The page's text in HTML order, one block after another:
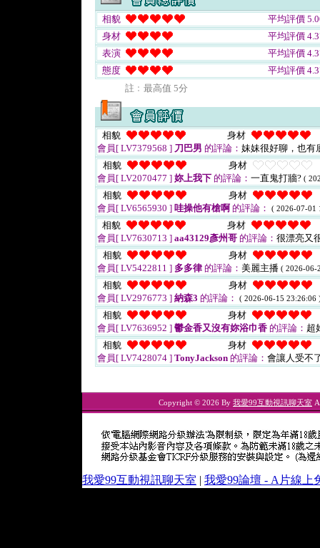
相貌
平均評價
身材
平均評價
表演
平均評價
態度
平均評價
註﹕最高值 5分
相貌
身材
會員[ LV7379568 ] 刀巴男 的評論： 妹妹很好聊，也
相貌
身材
會員[ LV2070477 ] 妳上我下 的評論： 一直鬼打牆? (
相貌
身材
會員[ LV6565930 ] 哇操他有槍啊 的評論： ( 2026-07-01
相貌
身材
會員[ LV7630713 ] aa43129彥州哥 的評論： 很漂亮又
相貌
身材
會員[ LV5422811 ] 多多律 的評論： 美麗主播 ( 2026-06-
相貌
身材
會員[ LV2976773 ] 納森3 的評論： ( 2026-06-15 23:26:06
相貌
身材
會員[ LV7636952 ] 鬱金香又沒有妳浴巾香 的評論： 超
相貌
身材
會員[ LV7428074 ] TonyJackson 的評論： 會讓人受不
Copyright © 2026 By 我愛99互動視訊聊天室
我愛99互動視訊聊天室 | 我愛99論壇 - A片線上